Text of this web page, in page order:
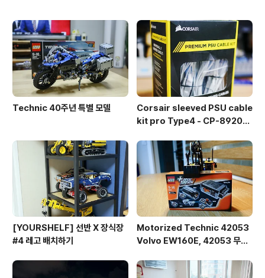
Technic 40주년 특별 모델
Corsair sleeved PSU cable
kit pro Type4 - CP-892015
[YOURSHELF] 선반 X 장식장
#4 레고 배치하기
Motorized Technic 42053
Volvo EW160E, 42053 무선